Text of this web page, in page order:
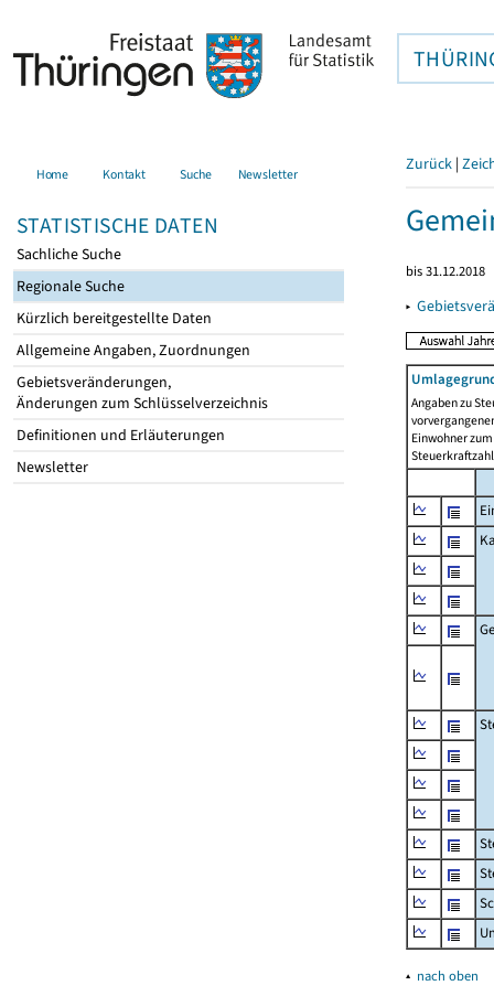
Home Kontakt Suche Newsletter
STATISTISCHE DATEN
Sachliche Suche
Regionale Suche
Kürzlich bereitgestellte Daten
Allgemeine Angaben, Zuordnungen
Gebietsveränderungen,
Änderungen zum Schlüsselverzeichnis
Definitionen und Erläuterungen
Newsletter
Zurück |
bis 31.12.2018
▸
Angaben zu
Einwohner
▴ nach oben